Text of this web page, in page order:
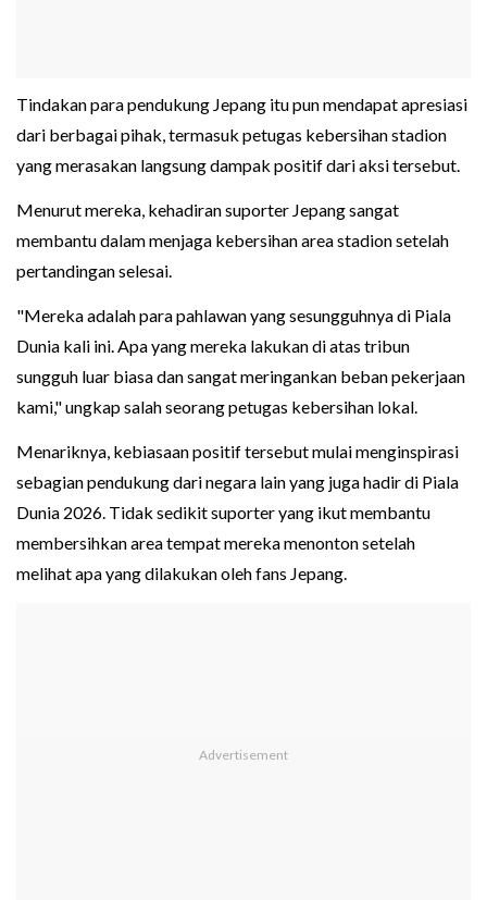
Tindakan para pendukung Jepang itu pun mendapat apresiasi
dari berbagai pihak, termasuk petugas kebersihan stadion
yang merasakan langsung dampak positif dari aksi tersebut.
Menurut mereka, kehadiran suporter Jepang sangat
membantu dalam menjaga kebersihan area stadion setelah
pertandingan selesai.
"Mereka adalah para pahlawan yang sesungguhnya di Piala
Dunia kali ini. Apa yang mereka lakukan di atas tribun
sungguh luar biasa dan sangat meringankan beban pekerjaan
kami," ungkap salah seorang petugas kebersihan lokal.
Menariknya, kebiasaan positif tersebut mulai menginspirasi
sebagian pendukung dari negara lain yang juga hadir di Piala
Dunia 2026. Tidak sedikit suporter yang ikut membantu
membersihkan area tempat mereka menonton setelah
melihat apa yang dilakukan oleh fans Jepang.